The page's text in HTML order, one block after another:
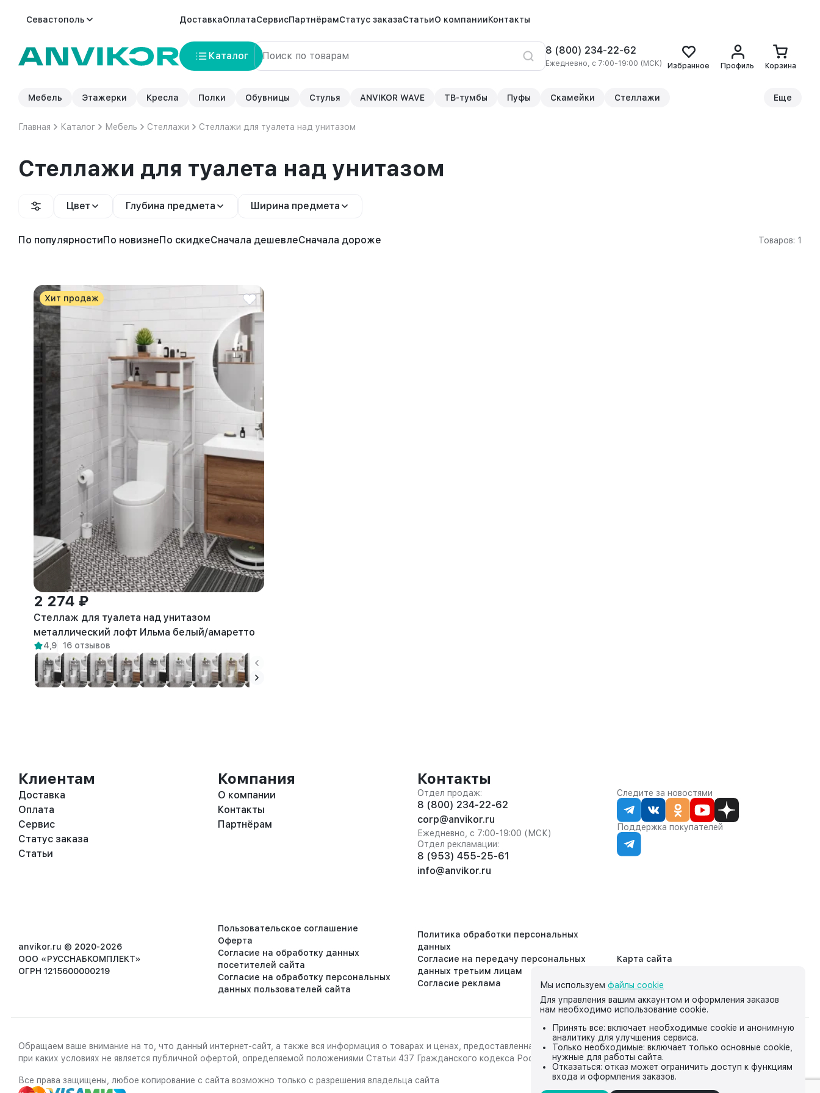
Севастополь ДоставкаОплатаСервисПартнёрамСтатус заказаСтатьиО компанииКонтакты
Каталог 8 (800) 234-22-62
Ежедневно, с 7:00-19:00 (МСК) Избранное Профиль Корзина
Мебель Этажерки Кресла Полки Обувницы Стулья ANVIKOR WAVE ТВ-тумбы Пуфы Скамейки Стеллажи Еще
Главная Каталог Мебель Стеллажи Стеллажи для туалета над унитазом
Стеллажи для туалета над унитазом
Цвет Глубина предмета Ширина предмета
По популярностиПо новизнеПо скидкеСначала дешевлеСначала дороже Товаров: 1
Хит продаж
2 274 ₽
Стеллаж для туалета над унитазом
металлический лофт Ильма белый/амаретто
4,9 16 отзывов
Клиентам
Доставка
Оплата
Сервис
Статус заказа
Статьи
Компания
О компании
Контакты
Партнёрам
Контакты
Отдел продаж:
8 (800) 234-22-62
corp@anvikor.ru
Ежедневно, с 7:00-19:00 (МСК)
Отдел рекламации:
8 (953) 455-25-61
info@anvikor.ru
Следите за новостями
Поддержка покупателей
anvikor.ru © 2020-2026
ООО «РУССНАБКОМПЛЕКТ»
ОГРН 1215600000219
Пользовательское соглашение
Оферта
Согласие на обработку данных
посетителей сайта
Согласие на обработку персональных
данных пользователей сайта
Политика обработки персональных
данных
Согласие на передачу персональных
данных третьим лицам
Согласие реклама
Карта сайта
Обращаем ваше внимание на то, что данный интернет-сайт, а также вся информация о товарах и ценах, предоставленная на нём, носит исключительно информационный характер и ни
при каких условиях не является публичной офертой, определяемой положениями Статьи 437 Гражданского кодекса Российской Федерации.
Все права защищены, любое копирование с сайта возможно только с разрешения владельца сайта
Мы используем файлы cookie
Для управления вашим аккаунтом и оформления заказов
нам необходимо использование cookie.
Принять все: включает необходимые cookie и анонимную
аналитику для улучшения сервиса.
Только необходимые: включает только основные cookie,
нужные для работы сайта.
Отказаться: отказ может ограничить доступ к функциям
входа и оформления заказов.